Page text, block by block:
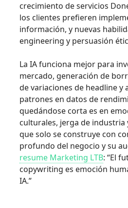
crecimiento de servicios
los clientes prefieren
información, y nuevas
engineering y persuasión
La IA funciona mejor para
mercado, generación de
de variaciones de headline y
patrones en datos de
quedándose corta es en
culturales, jerga de industria
que solo se construye con
profundo del negocio y su
resume Marketing LTB: “El
copywriting es emoción
IA.”